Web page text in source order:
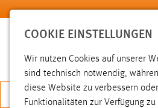
Zum Hauptinhalt springen
JETZT
COOKIE EINSTELLUNGEN
Wir nutzen Cookies auf unserer
sind technisch notwendig,
diese Website zu verbessern
Funktionalitäten zur Verfügung